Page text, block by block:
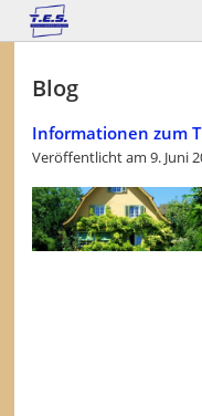
Blog
Informationen zum
Veröffentlicht am9. Juni